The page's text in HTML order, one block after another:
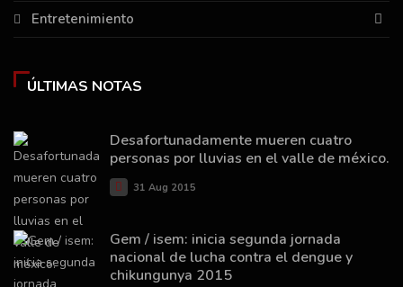
Entretenimiento
ÚLTIMAS NOTAS
Desafortunadamente mueren cuatro
personas por lluvias en el valle de méxico.
31 Aug 2015
Gem / isem: inicia segunda jornada
nacional de lucha contra el dengue y
chikungunya 2015